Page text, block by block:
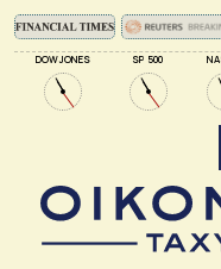
DOW JONES SP 500